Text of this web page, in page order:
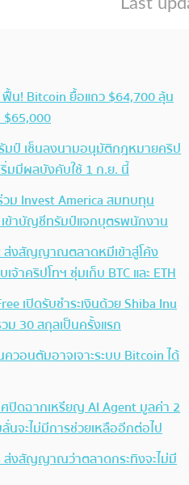
น! Bitcoin ยื้อแถว $64,700 ลุ้น
ป์ เซ็นลงนามอนุมัติกฎหมายคริป
มมีผลบังคับใช้ 1 ก.ย. นี้
วม Invest America สมทบทุน
ข้าบัญชีทรัมป์แจกบุตรพนักงาน
ส่งสัญญาณตลาดหมีเข้าสู่โค้ง
าคริปโทฯ ซุ่มเก็บ BTC และ ETH
เปิดรับชำระเงินด้วย Shiba Inu
ม 30 สกุลเป็นครั้งแรก
ควอนตัมอาจเจาะระบบ Bitcoin ได้
ปิดฉากเหรียญ AI Agent มูลค่า 2
จะไม่มีการช่วยเหลืออีกต่อไป
งสัญญาณว่าตลาดกระทิงจะไม่มี